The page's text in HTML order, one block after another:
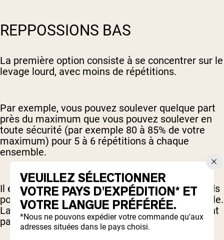
REPPOSSIONS BAS
La première option consiste à se concentrer sur le
levage lourd, avec moins de répétitions.
Par exemple, vous pouvez soulever quelque part
près du maximum que vous pouvez soulever en
toute sécurité (par exemple 80 à 85% de votre
maximum) pour 5 à 6 répétitions à chaque
ensemble.
Il est préférable de soulever des poids plus lourds
pour renforcer une plus grande résistance globale.
La force et la masse musculaire ne se réunissent
pas toujours, mais elles sont corrélées.
VEUILLEZ SÉLECTIONNER
VOTRE PAYS D'EXPÉDITION* ET
VOTRE LANGUE PRÉFÉRÉE.
*Nous ne pouvons expédier votre commande qu'aux
adresses situées dans le pays choisi.